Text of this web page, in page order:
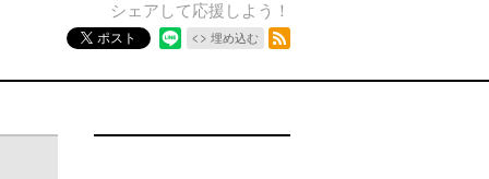
シェアして応援しよう！
ポスト 埋め込む